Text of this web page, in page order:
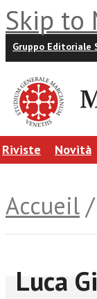
Skip to
Gruppo Editoriale
Riviste Novità
Accueil /
Luca